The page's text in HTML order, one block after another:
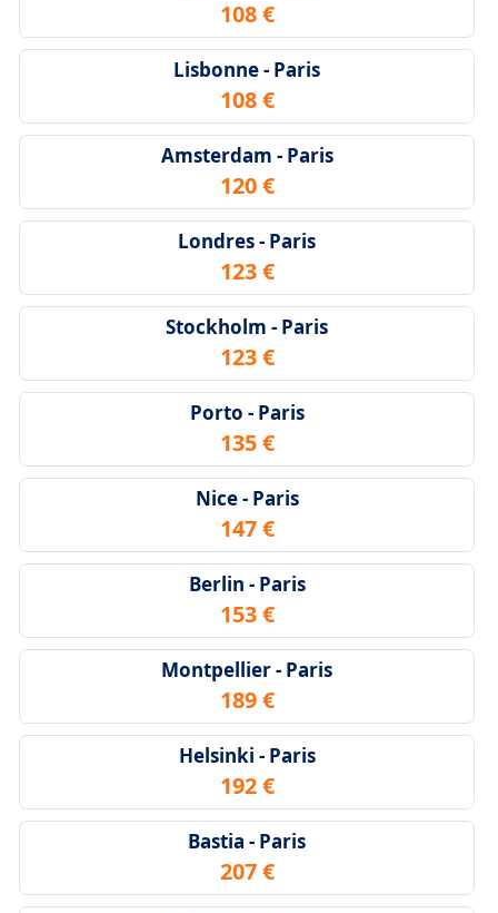
108 €
Lisbonne - Paris
108 €
Amsterdam - Paris
120 €
Londres - Paris
123 €
Stockholm - Paris
123 €
Porto - Paris
135 €
Nice - Paris
147 €
Berlin - Paris
153 €
Montpellier - Paris
189 €
Helsinki - Paris
192 €
Bastia - Paris
207 €